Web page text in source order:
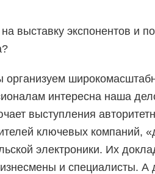
выставку экспонентов и
интересна наша
выступления
ключевых компаний,
электроники. Их
и специалисты. А